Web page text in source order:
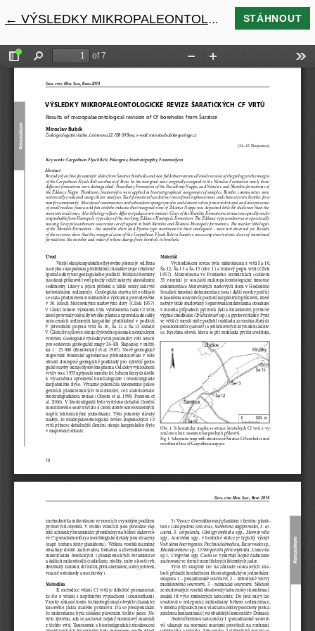
← Návrat na podrobnosti článku
VÝSLEDKY MIKROPALEONTOLOGICKÉ REVIZE ŠARATICKÝCH CF VRTŮ STÁHNOUT